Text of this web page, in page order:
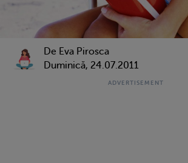
De Eva Pirosca
Duminică, 24.07.2011